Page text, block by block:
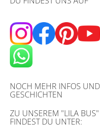
NOCH MEHR INFOS UND
GESCHICHTEN
ZU UNSEREM "LILA BUS"
FINDEST DU UNTER: